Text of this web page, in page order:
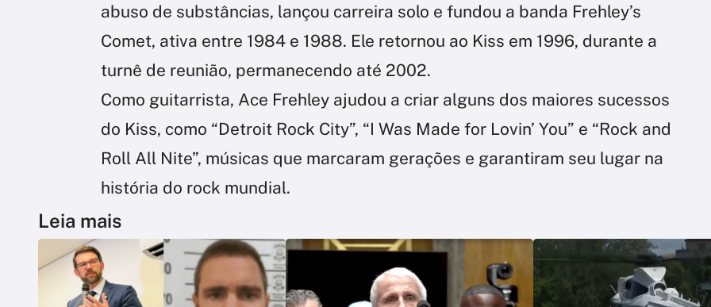
abuso de substâncias, lançou carreira solo e fundou a banda Frehley’s
Comet, ativa entre 1984 e 1988. Ele retornou ao Kiss em 1996, durante a
turnê de reunião, permanecendo até 2002.
Como guitarrista, Ace Frehley ajudou a criar alguns dos maiores sucessos
do Kiss, como “Detroit Rock City”, “I Was Made for Lovin’ You” e “Rock and
Roll All Nite”, músicas que marcaram gerações e garantiram seu lugar na
história do rock mundial.
Leia mais